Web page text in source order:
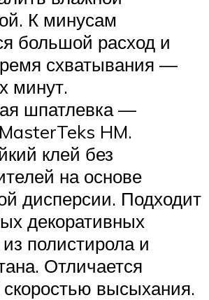
К минусам
большой расход и
схватывания —
минут.
шпатлевка —
HM.
клей без
на основе
дисперсии. Подходит
декоративных
полистирола и
Отличается
высыхания.